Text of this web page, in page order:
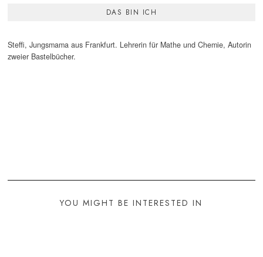
DAS BIN ICH
Steffi, Jungsmama aus Frankfurt. Lehrerin für Mathe und Chemie, Autorin
zweier Bastelbücher.
YOU MIGHT BE INTERESTED IN